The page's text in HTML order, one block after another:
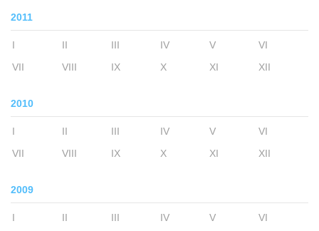
2011
I II III IV V
VI
VII
VIII IX X XI XII
2010
I II III IV V
VI
VII
VIII IX X XI XII
2009
I II III IV V
VI